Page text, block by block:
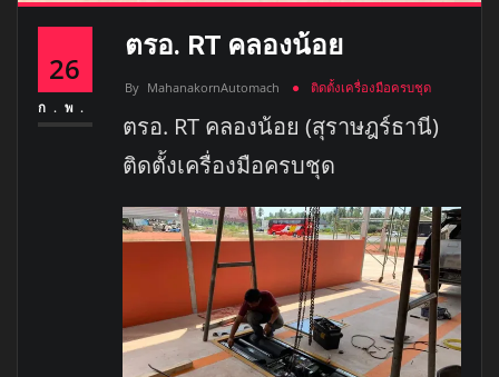
26
ก.พ.
ตรอ. RT คลองน้อย
By MahanakornAutomach ติดตั้งเครื่องมือครบชุด
ตรอ. RT คลองน้อย (สุราษฎร์ธานี)
ติดตั้งเครื่องมือครบชุด